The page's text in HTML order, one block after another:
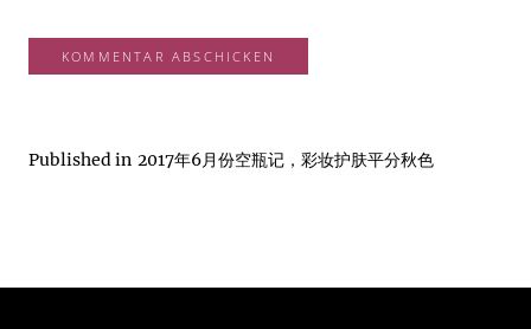
Published in 2017年6月份空瓶记，彩妆护肤平分秋色